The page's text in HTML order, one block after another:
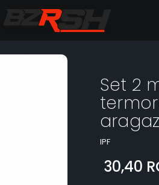
Set 2
IPF
30,40